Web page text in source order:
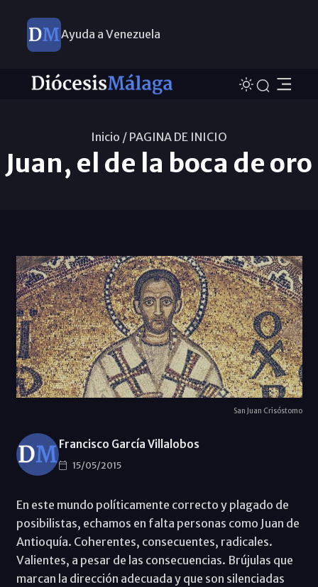
Ayuda a Venezuela
Inicio / PAGINA DE INICIO
Juan, el de la boca de oro
San Juan Crisóstomo
Francisco García Villalobos
15/05/2015
En este mundo políticamente correcto y plagado de
posibilistas, echamos en falta personas como Juan de
Antioquía. Coherentes, consecuentes, radicales.
Valientes, a pesar de las consecuencias. Brújulas que
marcan la dirección adecuada y que son silenciadas